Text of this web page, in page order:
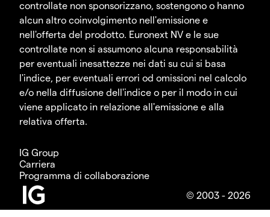
controllate non sponsorizzano, sostengono o hanno
alcun altro coinvolgimento nell'emissione e
nell'offerta del prodotto. Euronext NV e le sue
controllate non si assumono alcuna responsabilità
per eventuali inesattezze nei dati su cui si basa
l'indice, per eventuali errori od omissioni nel calcolo
e/o nella diffusione dell'indice o per il modo in cui
viene applicato in relazione all'emissione e alla
relativa offerta.
IG Group
Carriera
Programma di collaborazione
© 2003 - 2026